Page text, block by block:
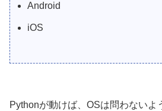
Android
iOS
Pythonが動けば、OSは問わないよ